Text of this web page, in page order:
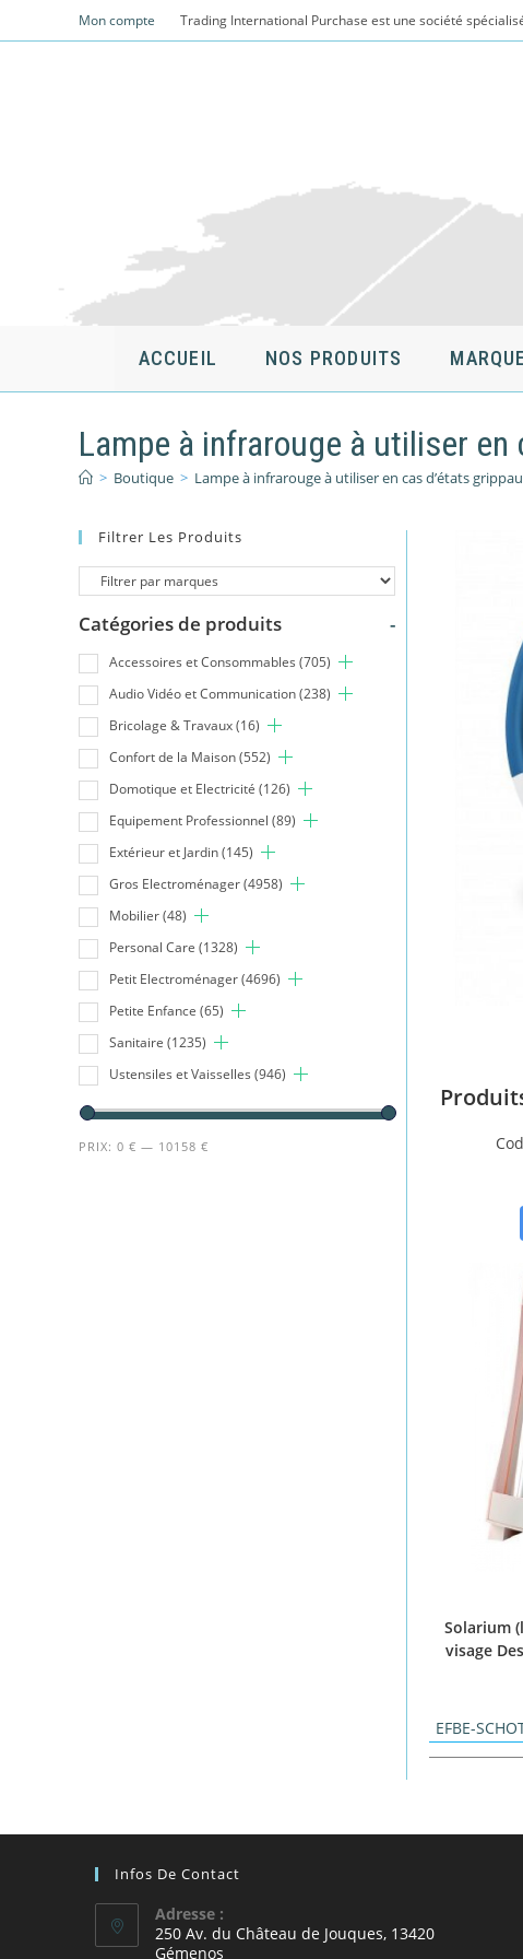
to
Mon compte Trading International Purchase est une société
ACCUEIL NOS PRODUITS
Lampe à infrarouge à utiliser
> Boutique > Lampe à infrarouge à utiliser en cas d’états
Solarium
visage
EFBE-
Filtrer Les Produits
Catégories de produits -
Accessoires et Consommables (705)
Audio Vidéo et Communication(238)
Bricolage & Travaux(16)
Confort de la Maison(552)
Domotique et Electricité (126)
Equipement Professionnel (89)
Extérieur et Jardin(145)
Gros Electroménager(4958)
Mobilier(48)
Personal Care (1328)
Petit Electroménager(4696)
Petite Enfance (65)
Sanitaire (1235)
Ustensiles et Vaisselles (946)
PRIX: 0 € — 10158 €
Infos De Contact
Adresse :
250 Av. du Château de Jouques, 13420
Gémenos